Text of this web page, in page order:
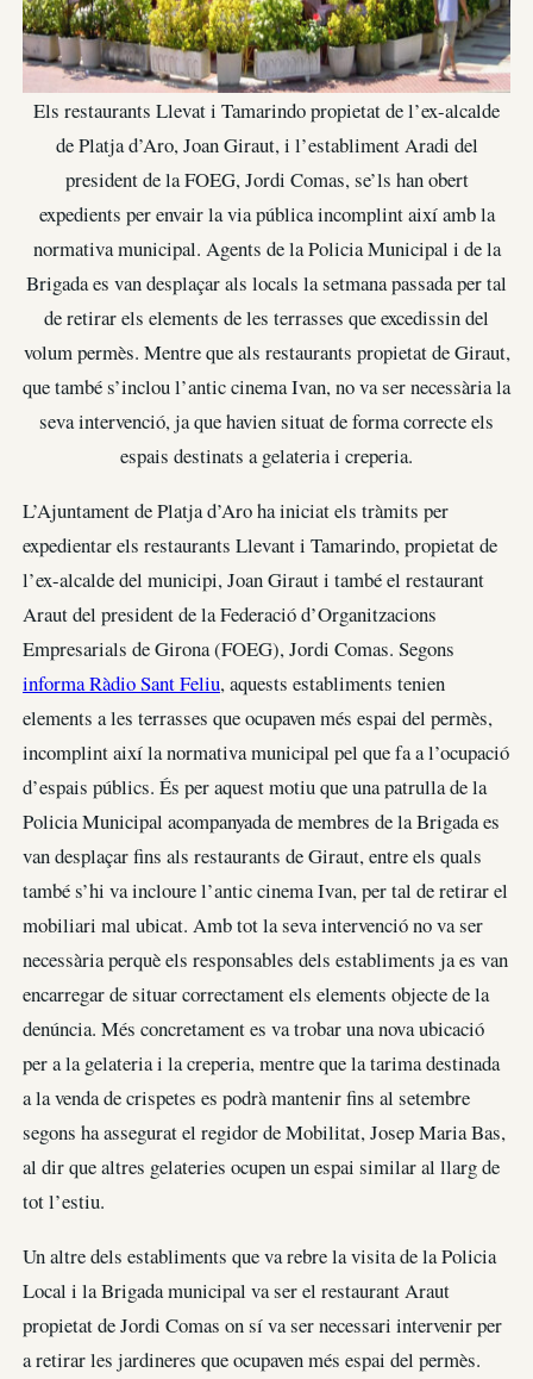
Els restaurants Llevat i Tamarindo propietat de l’ex-alcalde
de Platja d’Aro, Joan Giraut, i l’establiment Aradi del
president de la FOEG, Jordi Comas, se’ls han obert
expedients per envair la via pública incomplint així amb la
normativa municipal. Agents de la Policia Municipal i de la
Brigada es van desplaçar als locals la setmana passada per tal
de retirar els elements de les terrasses que excedissin del
volum permès. Mentre que als restaurants propietat de Giraut,
que també s’inclou l’antic cinema Ivan, no va ser necessària la
seva intervenció, ja que havien situat de forma correcte els
espais destinats a gelateria i creperia.
L’Ajuntament de Platja d’Aro ha iniciat els tràmits per
expedientar els restaurants Llevant i Tamarindo, propietat de
l’ex-alcalde del municipi, Joan Giraut i també el restaurant
Araut del president de la Federació d’Organitzacions
Empresarials de Girona (FOEG), Jordi Comas. Segons
informa Ràdio Sant Feliu, aquests establiments tenien
elements a les terrasses que ocupaven més espai del permès,
incomplint així la normativa municipal pel que fa a l’ocupació
d’espais públics. És per aquest motiu que una patrulla de la
Policia Municipal acompanyada de membres de la Brigada es
van desplaçar fins als restaurants de Giraut, entre els quals
també s’hi va incloure l’antic cinema Ivan, per tal de retirar el
mobiliari mal ubicat. Amb tot la seva intervenció no va ser
necessària perquè els responsables dels establiments ja es van
encarregar de situar correctament els elements objecte de la
denúncia. Més concretament es va trobar una nova ubicació
per a la gelateria i la creperia, mentre que la tarima destinada
a la venda de crispetes es podrà mantenir fins al setembre
segons ha assegurat el regidor de Mobilitat, Josep Maria Bas,
al dir que altres gelateries ocupen un espai similar al llarg de
tot l’estiu.
Un altre dels establiments que va rebre la visita de la Policia
Local i la Brigada municipal va ser el restaurant Araut
propietat de Jordi Comas on sí va ser necessari intervenir per
a retirar les jardineres que ocupaven més espai del permès.